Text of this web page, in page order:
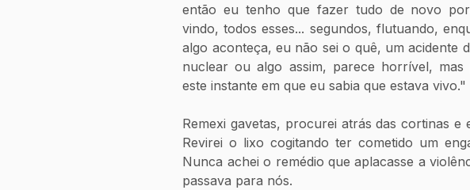
então eu tenho que fazer tudo de novo
vindo, todos esses... segundos, flutuando,
algo aconteça, eu não sei o quê, um acidente
nuclear ou algo assim, parece horrível, mas
este instante em que eu sabia que estava vivo."
Remexi gavetas, procurei atrás das cortinas e
Revirei o lixo cogitando ter cometido um
Nunca achei o remédio que aplacasse a
passava para nós.